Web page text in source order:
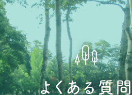
よくある質問